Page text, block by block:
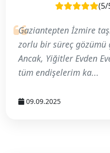
(5/
Gaziantepten İzmire
zorlu bir süreç gözümü
Ancak, Yiğitler Evden
tüm endişelerim ka...
09.09.2025